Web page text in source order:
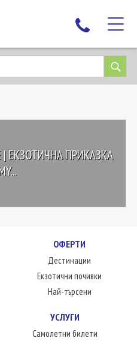
ЕКЗОТИЧНА ПРИКАЗКА
ОФЕРТИ
Дестинации
Екзотични почивки
Най-търсени
УСЛУГИ
Самолетни билети